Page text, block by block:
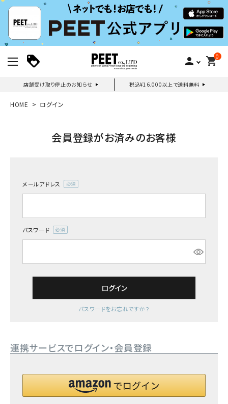
person 0
shopping_cart
店舗受け取り停止のお知らせ 税込¥16,000以上で送料無料
新規会員登録｜ログイン
HOME ログイン
会員登録がお済みのお客様
メールアドレス
パスワード
ログイン
パスワードをお忘れですか？
連携サービスでログイン・会員登録